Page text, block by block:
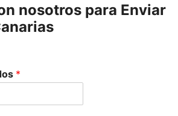
nosotros para Enviar
*